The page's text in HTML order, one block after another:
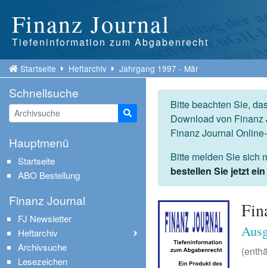
Finanz Journal
Tiefeninformation zum Abgabenrecht
Startseite Heftarchiv Jahrgang 1997 - Mär
Bitte beachten Sie,
Download von
Finanz Journal
Bitte melden Sie sich
bestellen Sie jetzt
Schnellsuche
Suche starten
Hauptmenü
Startseite
ABO Bestellung
Finanz Journal
FJ Newsletter
Heftarchiv
Archivsuche
Lesezeichen